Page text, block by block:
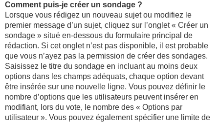
Comment puis-je créer un sondage ?
Lorsque vous rédigez un nouveau sujet ou modifiez le
premier message d’un sujet, cliquez sur l’onglet « Créer un
sondage » situé en-dessous du formulaire principal de
rédaction. Si cet onglet n’est pas disponible, il est probable
que vous n’ayez pas la permission de créer des sondages.
Saisissez le titre du sondage en incluant au moins deux
options dans les champs adéquats, chaque option devant
être insérée sur une nouvelle ligne. Vous pouvez définir le
nombre d’options que les utilisateurs peuvent insérer en
modifiant, lors du vote, le nombre des « Options par
utilisateur ». Vous pouvez également spécifier une limite de